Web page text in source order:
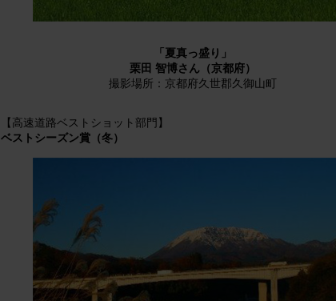
「夏真っ盛り」
栗田 智博さん（京都府）
撮影場所：京都府久世郡久御山町
【高速道路ベストショット部門】
ベストシーズン賞（冬）